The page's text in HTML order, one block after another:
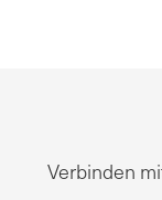
Verbinden